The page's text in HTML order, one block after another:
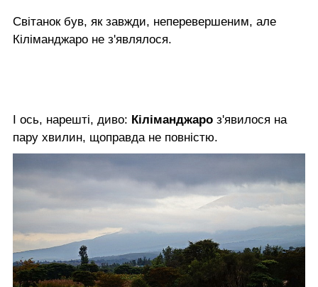
Світанок був, як завжди, неперевершеним, але
Кіліманджаро не з'являлося.
І ось, нарешті, диво: Кіліманджаро з'явилося на
пару хвилин, щоправда не повністю.